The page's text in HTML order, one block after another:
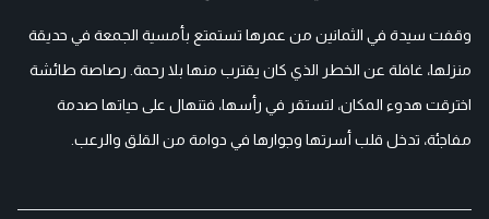
وقفت سيدة في الثمانين من عمرها تستمتع بأمسية الجمعة في حديقة
منزلها، غافلة عن الخطر الذي كان يقترب منها بلا رحمة. رصاصة طائشة
اخترقت هدوء المكان، لتستقر في رأسها، فتنهال على حياتها صدمة
مفاجئة، تدخل قلب أسرتها وجوارها في دوامة من القلق والرعب.